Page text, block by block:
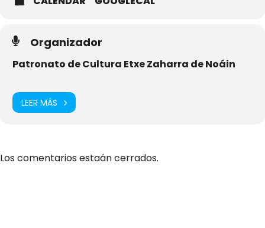
Organizador
Patronato de Cultura Etxe Zaharra de Noáin
LEER MÁS
Los comentarios estaán cerrados.